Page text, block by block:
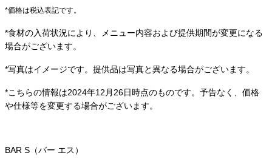
*価格は税込表記です。
*食材の入荷状況により、メニュー内容および提供期間が変更になる
場合がございます。
*写真はイメージです。提供品は写真と異なる場合がございます。
*こちらの情報は2024年12月26日時点のものです。予告なく、価格
や仕様等を変更する場合がございます。
BAR S（バー エス）